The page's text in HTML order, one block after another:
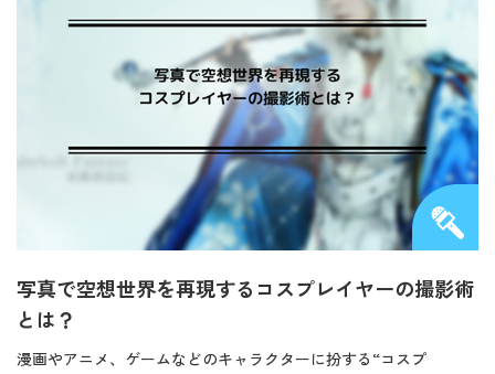
写真で空想世界を再現するコスプレイヤーの撮影術
とは？
漫画やアニメ、ゲームなどのキャラクターに扮する“コスプ